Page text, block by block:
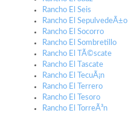
Rancho El Seis
Rancho El SepulvedeÃ±o
Rancho El Socorro
Rancho El Sombretillo
Rancho El TÃ©scate
Rancho El Tascate
Rancho El TecuÃ¡n
Rancho El Terrero
Rancho El Tesoro
Rancho El TorreÃ³n